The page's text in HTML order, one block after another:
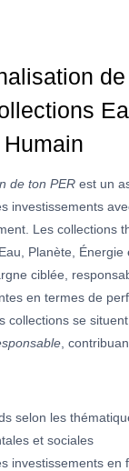
de ton PER est un
investissements
Les collections
Planète, Énergie
ciblée,
en termes de
collections se
,
selon les
et sociales
investissements en